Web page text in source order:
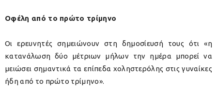
Οφέλη από το πρώτο τρίμηνο
Οι ερευνητές σημειώνουν στη δημοσίευσή τους ότι «η
κατανάλωση δύο μέτριων μήλων την ημέρα μπορεί να
μειώσει σημαντικά τα επίπεδα χοληστερόλης στις γυναίκες
ήδη από το πρώτο τρίμηνο».